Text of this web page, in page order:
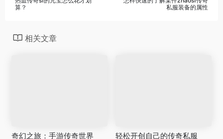
算？
私服装备的属性
相关文章
奇幻之旅：手游传奇世界 轻松开创自己的传奇私服